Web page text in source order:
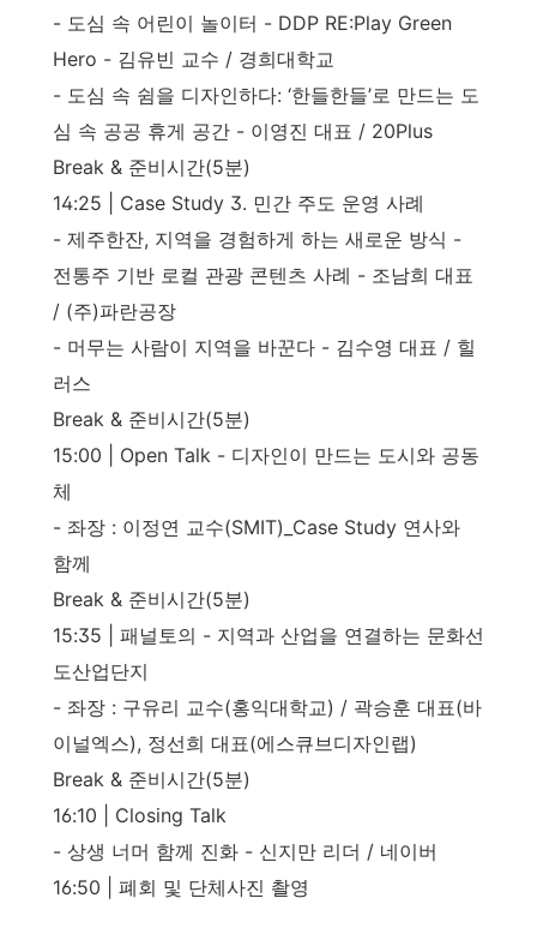
- 도심 속 어린이 놀이터 - DDP RE:Play Green
Hero - 김유빈 교수 / 경희대학교
- 도심 속 쉼을 디자인하다: ‘한들한들’로 만드는 도
심 속 공공 휴게 공간 - 이영진 대표 / 20Plus
Break & 준비시간(5분)
14:25 | Case Study 3. 민간 주도 운영 사례
- 제주한잔, 지역을 경험하게 하는 새로운 방식 -
전통주 기반 로컬 관광 콘텐츠 사례 - 조남희 대표
/ (주)파란공장
- 머무는 사람이 지역을 바꾼다 - 김수영 대표 / 힐
러스
Break & 준비시간(5분)
15:00 | Open Talk - 디자인이 만드는 도시와 공동
체
- 좌장 : 이정연 교수(SMIT)_Case Study 연사와
함께
Break & 준비시간(5분)
15:35 | 패널토의 - 지역과 산업을 연결하는 문화선
도산업단지
- 좌장 : 구유리 교수(홍익대학교) / 곽승훈 대표(바
이널엑스), 정선희 대표(에스큐브디자인랩)
Break & 준비시간(5분)
16:10 | Closing Talk
- 상생 너머 함께 진화 - 신지만 리더 / 네이버
16:50 | 폐회 및 단체사진 촬영